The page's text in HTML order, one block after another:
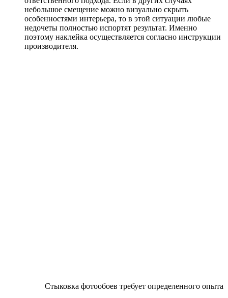
небольшое смещение можно визуально скрыть
особенностями интерьера, то в этой ситуации любые
недочеты полностью испортят результат. Именно
поэтому наклейка осуществляется согласно инструкции
производителя.
Стыковка фотообоев требует определенного опыта